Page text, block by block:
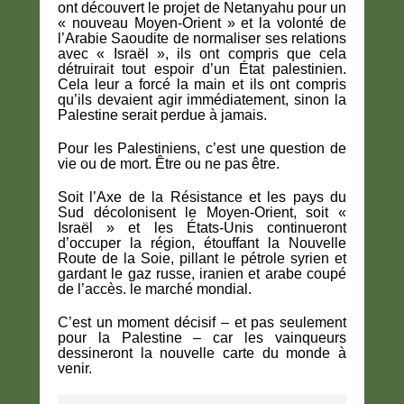
ont découvert le projet de Netanyahu pour un
« nouveau Moyen-Orient » et la volonté de
l’Arabie Saoudite de normaliser ses relations
avec « Israël », ils ont compris que cela
détruirait tout espoir d’un État palestinien.
Cela leur a forcé la main et ils ont compris
qu’ils devaient agir immédiatement, sinon la
Palestine serait perdue à jamais.
Pour les Palestiniens, c’est une question de
vie ou de mort. Être ou ne pas être.
Soit l’Axe de la Résistance et les pays du
Sud décolonisent le Moyen-Orient, soit «
Israël » et les États-Unis continueront
d’occuper la région, étouffant la Nouvelle
Route de la Soie, pillant le pétrole syrien et
gardant le gaz russe, iranien et arabe coupé
de l’accès. le marché mondial.
C’est un moment décisif – et pas seulement
pour la Palestine – car les vainqueurs
dessineront la nouvelle carte du monde à
venir.